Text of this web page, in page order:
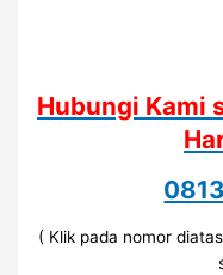
Hubungi Kami
( Klik pada nomor